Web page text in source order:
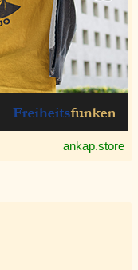
ankap.store